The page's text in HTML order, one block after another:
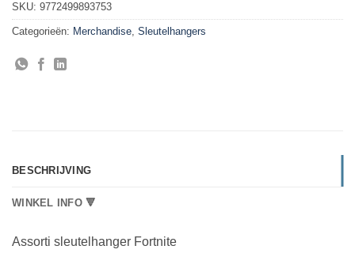
SKU: 9772499893753
Categorieën: Merchandise, Sleutelhangers
BESCHRIJVING
WINKEL INFO 🔻
Assorti sleutelhanger Fortnite